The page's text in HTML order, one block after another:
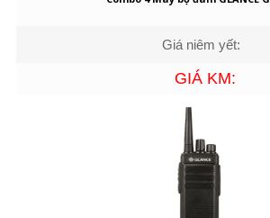
Giá niêm yết:
GIÁ KM: